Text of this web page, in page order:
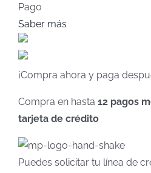
Pago
Saber más
¡Compra ahora y paga
Compra en hasta 12 pagos
tarjeta de crédito
Puedes solicitar tu línea de